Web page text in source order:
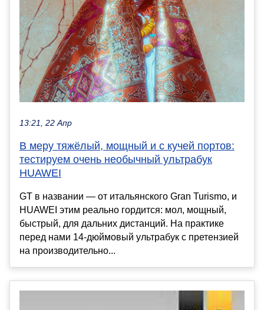
13:21, 22 Апр
В меру тяжёлый, мощный и с кучей портов:
тестируем очень необычный ультрабук
HUAWEI
GT в названии — от итальянского Gran Turismo, и
HUAWEI этим реально гордится: мол, мощный,
быстрый, для дальних дистанций. На практике
перед нами 14-дюймовый ультрабук с претензией
на производительно...